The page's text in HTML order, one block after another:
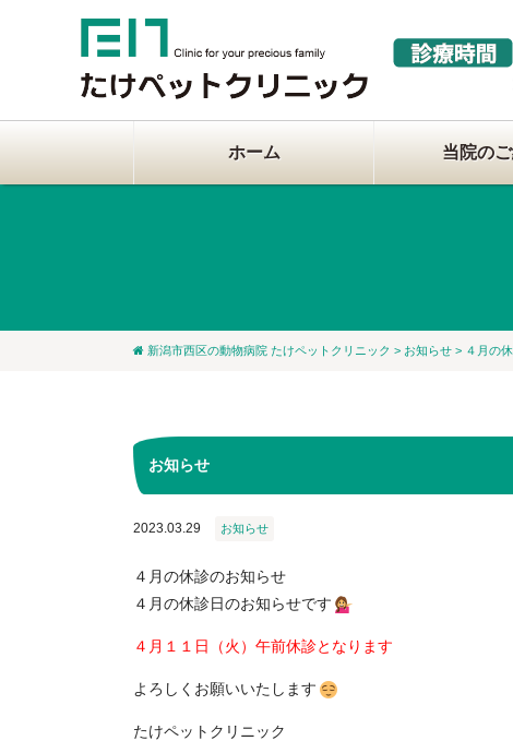
ホーム 当院の
新潟市西区の動物病院 たけペットクリニック > お知らせ > ４月の
お知らせ
2023.03.29 お知らせ
４月の休診のお知らせ
４月の休診日のお知らせです
４月１１日（火）午前休診となります
よろしくお願いいたします
たけペットクリニック